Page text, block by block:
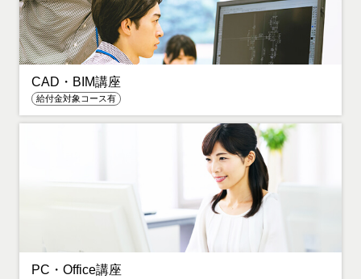
CAD・BIM講座
給付金対象コース有
PC・Office講座